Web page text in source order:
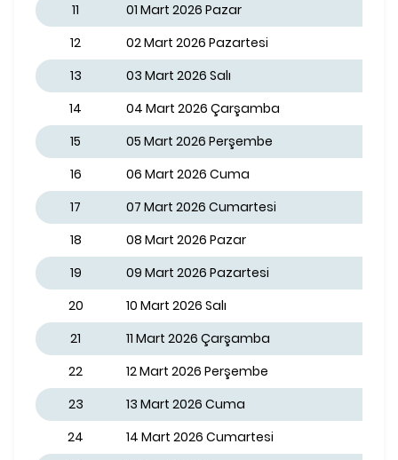
11
01 Mart 2026 Pazar
12
02 Mart 2026 Pazartesi
13
03 Mart 2026 Salı
14
04 Mart 2026 Çarşamba
15
05 Mart 2026 Perşembe
16
06 Mart 2026 Cuma
17
07 Mart 2026 Cumartesi
18
08 Mart 2026 Pazar
19
09 Mart 2026 Pazartesi
20
10 Mart 2026 Salı
21
11 Mart 2026 Çarşamba
22
12 Mart 2026 Perşembe
23
13 Mart 2026 Cuma
24
14 Mart 2026 Cumartesi